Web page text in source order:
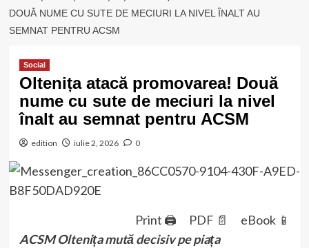
DOUĂ NUME CU SUTE DE MECIURI LA NIVEL ÎNALT AU
SEMNAT PENTRU ACSM
Social
Oltenița atacă promovarea! Două
nume cu sute de meciuri la nivel
înalt au semnat pentru ACSM
edition iulie 2, 2026 0
Print 🖨 PDF 📄
eBook 📱
ACSM Oltenița mută decisiv pe piața